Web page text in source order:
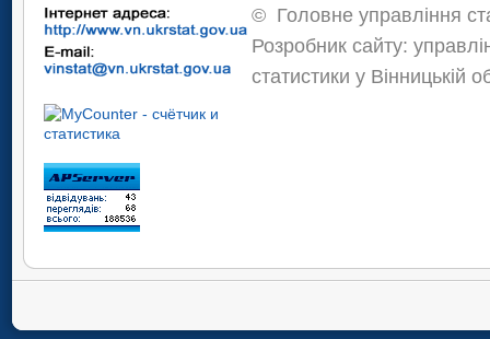
© Головне управління
Розробник сайту:
статистики у Вінницькій